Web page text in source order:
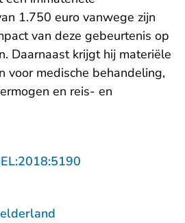
1.750 euro vanwege zijn
van deze gebeurtenis op
Daarnaast krijgt hij materiële
voor medische behandeling,
en reis- en